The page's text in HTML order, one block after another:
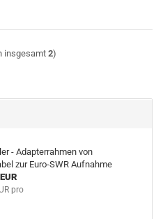
insgesamt2)
- Adapterrahmen von
zur Euro-SWR Aufnahme
pro